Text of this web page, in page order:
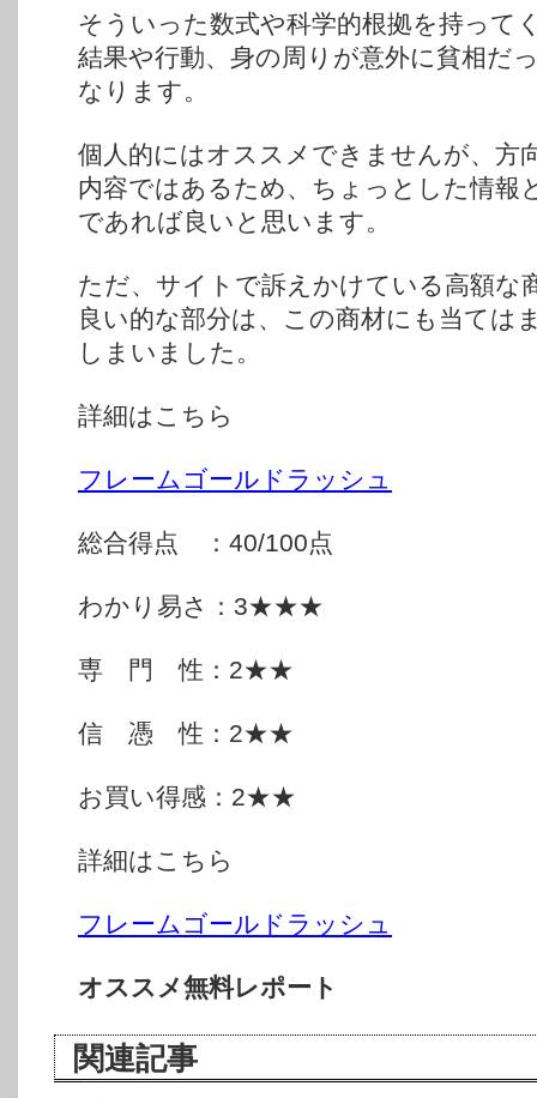
そういった数式や科学的根拠を持って
結果や行動、身の周りが意外に貧相だ
なります。
個人的にはオススメできませんが、方
内容ではあるため、ちょっとした情報
であれば良いと思います。
ただ、サイトで訴えかけている高額な
良い的な部分は、この商材にも当ては
しまいました。
詳細はこちら
フレームゴールドラッシュ
総合得点 ：40/100点
わかり易さ：3★★★
専 門 性：2★★
信 憑 性：2★★
お買い得感：2★★
詳細はこちら
フレームゴールドラッシュ
オススメ無料レポート
関連記事